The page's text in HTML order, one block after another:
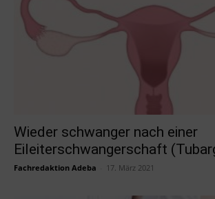
Wieder schwanger nach einer
Eileiterschwangerschaft
Fachredaktion Adeba 17. März 2021